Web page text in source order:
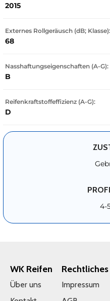
2015
Externes Rollgeräusch (dB; Klasse):
68
Nasshaftungseigenschaften (A-G):
B
Reifenkraftstoffeffizienz (A-G):
D
4-
WK Reifen
Über uns
Rechtliches
Impressum